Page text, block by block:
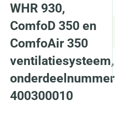
WHR 930,
ComfoD 350 en
ComfoAir 350
ventilatiesysteem,
onderdeelnummer
400300010